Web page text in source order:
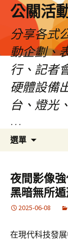
公關活
分享各式
動企劃、
行、記者
硬體設備
台、燈光
…
選單
要
內
容
夜間影像
黑暗無所
2025-06-08
在現代科技發